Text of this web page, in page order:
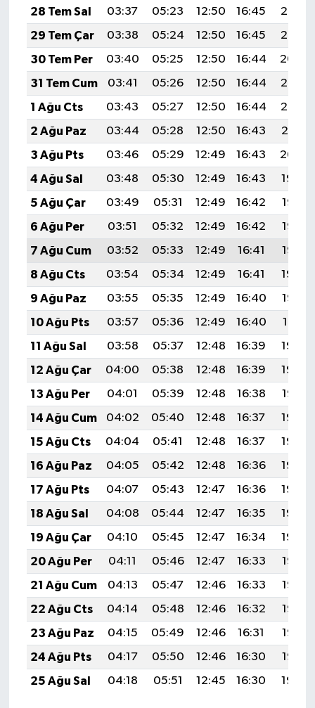
28 Tem Sal
03:37 05:23 12:50 16:45
20:06
29 Tem Çar
03:38 05:24 12:50 16:45
20:05
30 Tem Per
03:40 05:25 12:50 16:44
20:04
31 Tem Cum
03:41 05:26 12:50 16:44
20:03
1 Ağu Cts
03:43 05:27 12:50 16:44
20:02
2 Ağu Paz
03:44 05:28 12:50 16:43
20:01
3 Ağu Pts
03:46 05:29 12:49 16:43
20:00
4 Ağu Sal
03:48 05:30 12:49 16:43
19:59
5 Ağu Çar
03:49 05:31 12:49 16:42
19:58
6 Ağu Per
03:51 05:32 12:49 16:42
19:56
7 Ağu Cum
03:52 05:33 12:49 16:41
19:55
8 Ağu Cts
03:54 05:34 12:49 16:41
19:54
9 Ağu Paz
03:55 05:35 12:49 16:40
19:53
10 Ağu Pts
03:57 05:36 12:49 16:40
19:51
11 Ağu Sal
03:58 05:37 12:48 16:39
19:50
12 Ağu Çar
04:00 05:38 12:48 16:39
19:49
13 Ağu Per
04:01 05:39 12:48 16:38
19:47
14 Ağu Cum
04:02 05:40 12:48 16:37
19:46
15 Ağu Cts
04:04 05:41 12:48 16:37
19:45
16 Ağu Paz
04:05 05:42 12:48 16:36
19:43
17 Ağu Pts
04:07 05:43 12:47 16:36
19:42
18 Ağu Sal
04:08 05:44 12:47 16:35
19:40
19 Ağu Çar
04:10 05:45 12:47 16:34
19:39
20 Ağu Per
04:11 05:46 12:47 16:33
19:38
21 Ağu Cum
04:13 05:47 12:46 16:33
19:36
22 Ağu Cts
04:14 05:48 12:46 16:32
19:35
23 Ağu Paz
04:15 05:49 12:46 16:31
19:33
24 Ağu Pts
04:17 05:50 12:46 16:30
19:32
25 Ağu Sal
04:18 05:51 12:45 16:30 19:30